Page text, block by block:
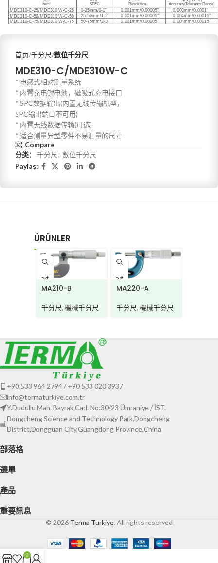
首页 千分尺 數位千分尺
MDE310-C/MDE310W-C
* 电感式相对测量系统
* 内置充电锂电池，磁吸式充电接口
* SPC数据输出(内置无线传输机型，
SPC输出端口不可用)
* 内置无线数据传输(可选)
* 适合测量异型零件不易测量的尺寸
Compare
分类：
千分尺 , 數位千分尺
Paylaş:
ÜRÜNLER
MA210-B
千分尺, 機械千分尺
MA220-A
千分尺, 機械千分尺
+90 533 964 2794 / +90 533 020 3937
info@termaturkiye.com.tr
Y.Dudullu Mah. Bayrak Cad. No:30/23 Ümraniye / İST.
Dongcheng Science and Technology Park,Dongcheng
District,Dongguan City,Guangdong Province,China
部落格
選單
產品
重要訊息
© 2026 Terma Turkiye. All rights reserved
0